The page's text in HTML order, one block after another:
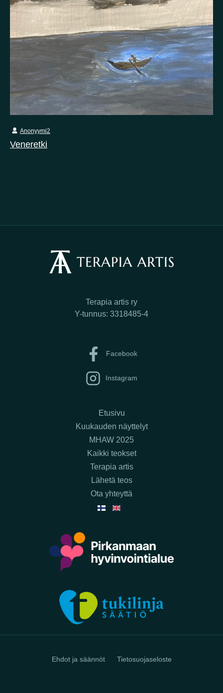
Veneretki
Anonyymi2
Terapia artis ry
Y-tunnus: 3318485-4
Facebook
Instagram
Etusivu
Kuukauden näyttelyt
MHAW 2025
Kaikki teokset
Terapia artis
Lähetä teos
Ota yhteyttä
Ehdot ja säännöt Tietosuojaseloste